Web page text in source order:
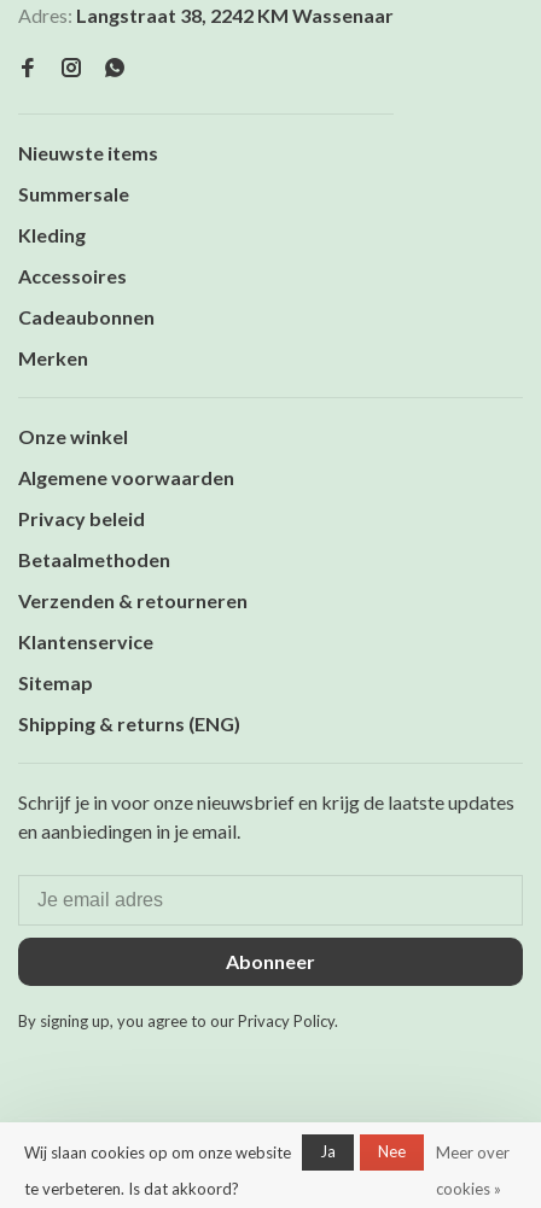
Adres: Langstraat 38, 2242 KM Wassenaar
Nieuwste items
Summersale
Kleding
Accessoires
Cadeaubonnen
Merken
Onze winkel
Algemene voorwaarden
Privacy beleid
Betaalmethoden
Verzenden & retourneren
Klantenservice
Sitemap
Shipping & returns (ENG)
Schrijf je in voor onze nieuwsbrief en krijg de laatste updates
en aanbiedingen in je email.
Abonneer
By signing up, you agree to our Privacy Policy.
© Copyright 2026 Maurits &
Theme byHuysmans.me
Wij slaan cookies op om onze website
te verbeteren. Is dat akkoord?
Ja Nee
Meer over
cookies »